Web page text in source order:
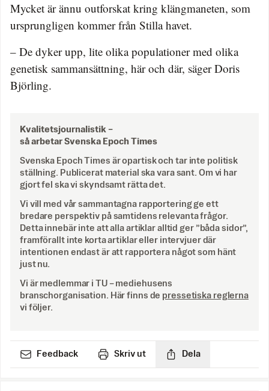
Mycket är ännu outforskat kring klängmaneten, som
ursprungligen kommer från Stilla havet.
– De dyker upp, lite olika populationer med olika
genetisk sammansättning, här och där, säger Doris
Björling.
Kvalitetsjournalistik –
så arbetar Svenska Epoch Times
Svenska Epoch Times är opartisk och tar inte politisk
ställning. Publicerat material ska vara sant. Om vi har
gjort fel ska vi skyndsamt rätta det.
Vi vill med vår sammantagna rapportering ge ett
bredare perspektiv på samtidens relevanta frågor.
Detta innebär inte att alla artiklar alltid ger ”båda sidor”,
framförallt inte korta artiklar eller intervjuer där
intentionen endast är att rapportera något som hänt
just nu.
Vi är medlemmar i TU – mediehusens
branschorganisation. Här finns de pressetiska reglerna
vi följer.
Feedback Skriv ut Dela